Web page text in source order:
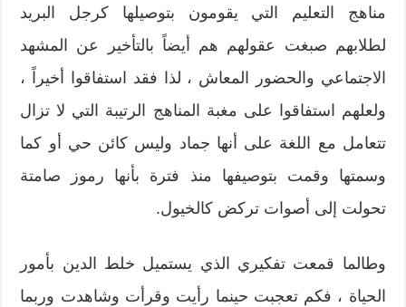
مناهج التعليم التي يقومون بتوصيلها كرجل البريد
لطلابهم صبغت عقولهم هم أيضاً بالتأخير عن المشهد
الاجتماعي والحضور المعاش ، لذا فقد استفاقوا أخيراً ،
ولعلهم استفاقوا على مغبة المناهج الرتيبة التي لا تزال
تتعامل مع اللغة على أنها جماد وليس كائن حي أو كما
وسمتها وقمت بتوصيفها منذ فترة بأنها رموز صامتة
تحولت إلى أصوات تركض كالخيول.
وطالما قمعت تفكيري الذي يستميل خلط الدين بأمور
الحياة ، فكم تعجبت حينما رأيت وقرأت وشاهدت وربما